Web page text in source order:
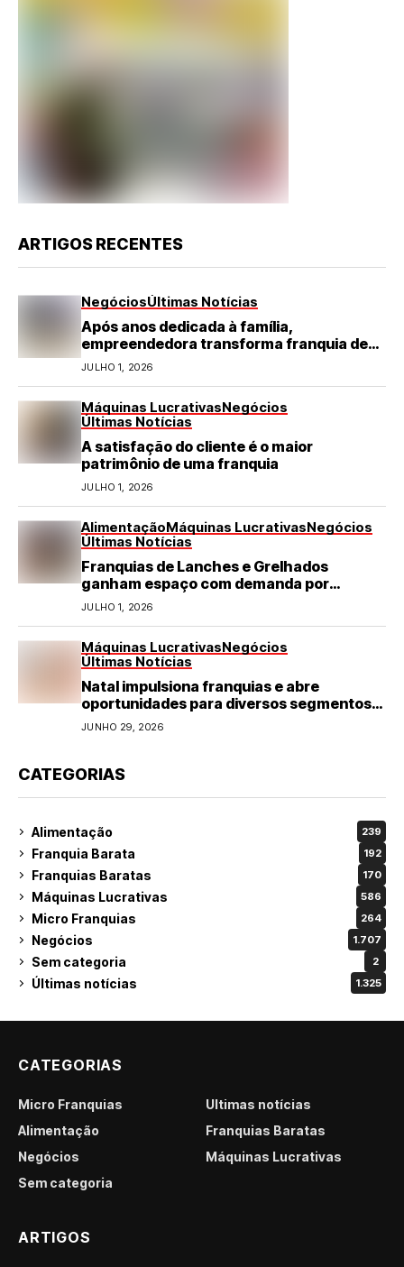
ARTIGOS RECENTES
NegóciosÚltimas Notícias
Após anos dedicada à família,
empreendedora transforma franquia de
turismo em negócio de destaque no RN
JULHO 1, 2026
Máquinas LucrativasNegócios
Últimas Notícias
A satisfação do cliente é o maior
patrimônio de uma franquia
JULHO 1, 2026
AlimentaçãoMáquinas LucrativasNegócios
Últimas Notícias
Franquias de Lanches e Grelhados
ganham espaço com demanda por
refeições rápidas e de qualidade
JULHO 1, 2026
Máquinas LucrativasNegócios
Últimas Notícias
Natal impulsiona franquias e abre
oportunidades para diversos segmentos
do varejo
JUNHO 29, 2026
CATEGORIAS
Alimentação 239
Franquia Barata 192
Franquias Baratas 170
Máquinas Lucrativas 586
Micro Franquias 264
Negócios 1.707
Sem categoria 2
Últimas notícias 1.325
CATEGORIAS
Micro Franquias
Últimas notícias
Alimentação
Franquias Baratas
Negócios
Máquinas Lucrativas
Sem categoria
ARTIGOS